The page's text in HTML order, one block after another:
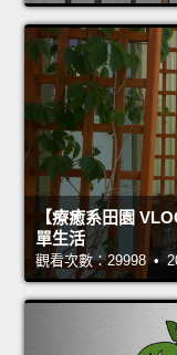
【療癒系田園
單生活
觀看次數：29998 •